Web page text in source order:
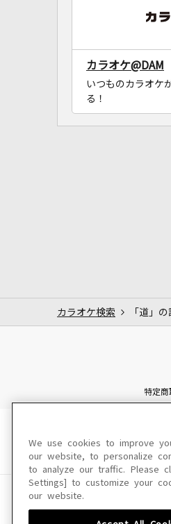
カラオケ@DAM
いつものカラオケ
る！
カラオケ検索 「道」
特定商
この
We use cookies to improve
our website, to personalize
to analyze our traffic. Please
Settings] to customize your
our website.